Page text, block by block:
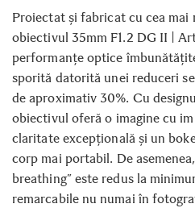
Proiectat și fabricat cu cea mai
obiectivul 35mm F1.2 DG II |
performanțe optice
sporită datorită unei reduceri
de aproximativ 30%. Cu
obiectivul oferă o imagine cu
claritate excepțională și un
corp mai portabil. De
breathing” este redus la
remarcabile nu numai în